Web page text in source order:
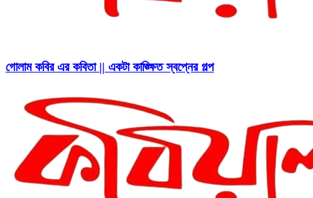
গোলাম কবির এর কবিতা || একটা কাঙ্ক্ষিত স্বপ্নের গল্প